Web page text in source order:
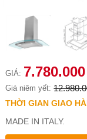
GIÁ:
Giá niêm yết:
THỜI GIAN GIAO
MADE IN ITALY.